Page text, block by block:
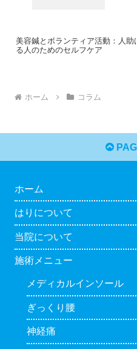
美容鍼とボランティア活動：人助
る人のためのセルフケア
ホーム コラム
ホーム
はりについて
当院について
施術メニュー
メディカルインソール
ぎっくり腰
神経痛